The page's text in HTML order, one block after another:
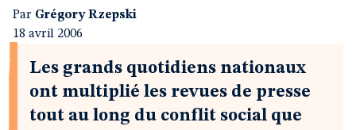
Par Grégory Rzepski
18 avril 2006
Les grands quotidiens nationaux
ont multiplié les revues de presse
tout au long du conflit social que